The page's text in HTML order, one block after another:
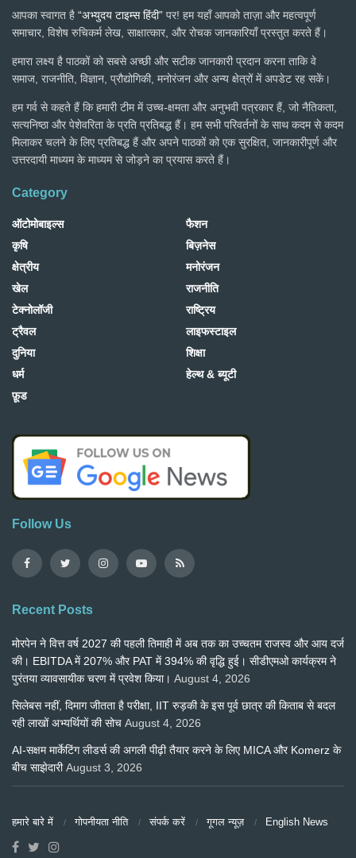
आपका स्वागत है “अभ्युदय टाइम्स हिंदी” पर! हम यहाँ आपको ताज़ा और महत्वपूर्ण
समाचार, विशेष रुचिकर्म लेख, साक्षात्कार, और रोचक जानकारियाँ प्रस्तुत करते हैं।
हमारा लक्ष्य है पाठकों को सबसे अच्छी और सटीक जानकारी प्रदान करना ताकि वे
समाज, राजनीति, विज्ञान, प्रौद्योगिकी, मनोरंजन और अन्य क्षेत्रों में अपडेट रह सकें।
हम गर्व से कहते हैं कि हमारी टीम में उच्च-क्षमता और अनुभवी पत्रकार हैं, जो नैतिकता,
सत्यनिष्ठा और पेशेवरिता के प्रति प्रतिबद्ध हैं। हम सभी परिवर्तनों के साथ कदम से कदम
मिलाकर चलने के लिए प्रतिबद्ध हैं और अपने पाठकों को एक सुरक्षित, जानकारीपूर्ण और
उत्तरदायी माध्यम के माध्यम से जोड़ने का प्रयास करते हैं।
Category
ऑटोमोबाइल्स
कृषि
क्षेत्रीय
खेल
टेक्नोलॉजी
ट्रैवल
दुनिया
धर्म
फ़ूड
फैशन
बिज़नेस
मनोरंजन
राजनीति
राष्ट्रिय
लाइफस्टाइल
शिक्षा
हेल्थ & ब्यूटी
Follow Us
Recent Posts
मोरपेन ने वित्त वर्ष 2027 की पहली तिमाही में अब तक का उच्चतम राजस्व और आय दर्ज
की। EBITDA में 207% और PAT में 394% की वृद्धि हुई। सीडीएमओ कार्यक्रम ने
पुरंतया व्यावसायीक चरण में प्रवेश किया। August 4, 2026
सिलेबस नहीं, दिमाग जीतता है परीक्षा, IIT रुड़की के इस पूर्व छात्र की किताब से बदल
रही लाखों अभ्यर्थियों की सोच August 4, 2026
AI-सक्षम मार्केटिंग लीडर्स की अगली पीढ़ी तैयार करने के लिए MICA और Komerz के
बीच साझेदारी August 3, 2026
हमारे बारे में गोपनीयता नीति संपर्क करें गूगल न्यूज़ English News